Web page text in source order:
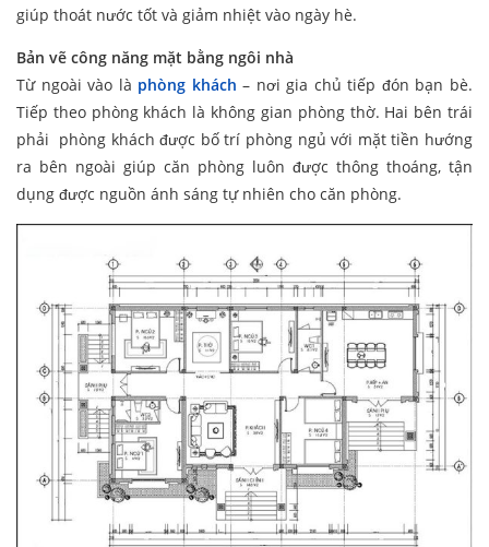
giúp thoát nước tốt và giảm nhiệt vào ngày hè.
Bản vẽ công năng mặt bằng ngôi nhà
Từ ngoài vào là phòng khách – nơi gia chủ tiếp đón bạn bè.
Tiếp theo phòng khách là không gian phòng thờ. Hai bên trái
phải phòng khách được bố trí phòng ngủ với mặt tiền hướng
ra bên ngoài giúp căn phòng luôn được thông thoáng, tận
dụng được nguồn ánh sáng tự nhiên cho căn phòng.